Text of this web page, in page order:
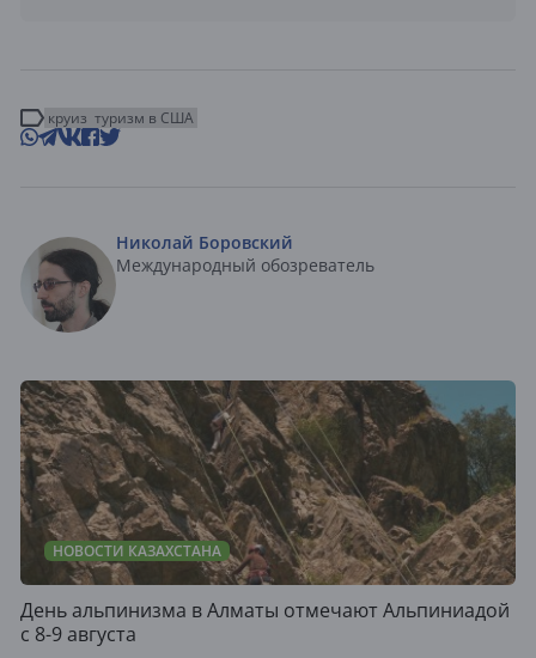
круиз туризм в США
Николай Боровский
Международный обозреватель
НОВОСТИ КАЗАХСТАНА
День альпинизма в Алматы отмечают Альпиниадой
с 8-9 августа